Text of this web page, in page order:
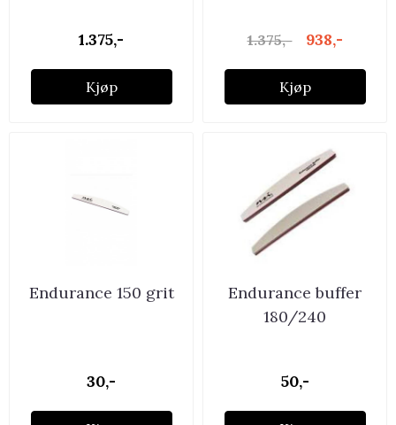
1.375,-
Kjøp
1.375,- 938,-
Kjøp
Endurance 150 grit
30,-
Endurance buffer
180/240
50,-